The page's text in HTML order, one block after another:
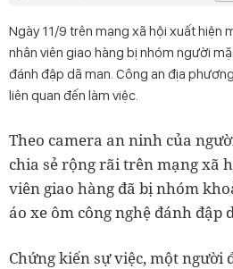
Ngày 11/9 trên mạng xã hội xuất hiện
nhân viên giao hàng bị nhóm người
đánh đập dã man. Công an địa
liên quan đến làm việc.
Theo camera an ninh của
chia sẻ rộng rãi trên mạng xã
viên giao hàng đã bị nhóm
áo xe ôm công nghệ đánh đập
Chứng kiến sự việc, một người